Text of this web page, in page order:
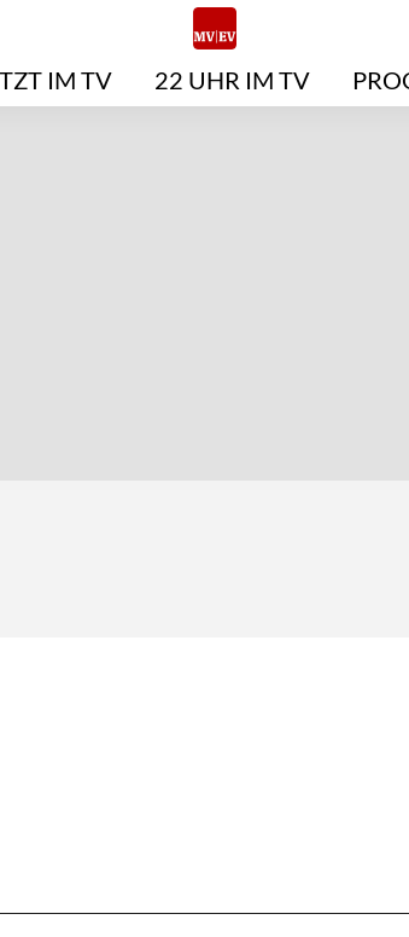
IM TV 22 UHR IM TV